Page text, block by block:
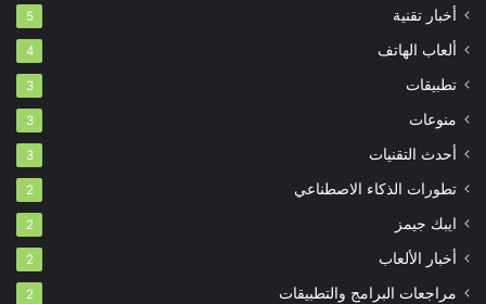
أخبار تقنية 5
ألعاب الهاتف 4
تطبيقات 3
منوعات 3
أحدث التقنيات 3
تطورات الذكاء الاصطناعي 2
ايبك جيمز 2
أخبار الألعاب 2
مراجعات البرامج والتطبيقات 2